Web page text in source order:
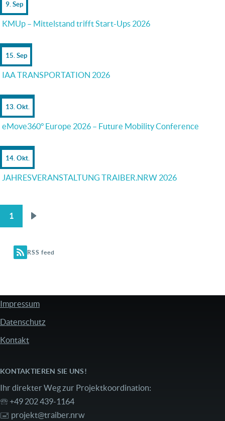
9. Sep
KMUp – Mittelstand trifft Start-Ups 2026
15. Sep
IAA TRANSPORTATION 2026
13. Okt.
eMove360° Europe 2026 – Future Mobility Conference
14. Okt.
JAHRESVERANSTALTUNG TRAIBER.NRW 2026
1
RSS feed
FUSSZEILE
Impressum
Datenschutz
Kontakt
KONTAKTIEREN SIE UNS!
Ihr direkter Weg zur Projektkoordination:
🕾 +49 202 439-1164
🖃 projekt@traiber.nrw